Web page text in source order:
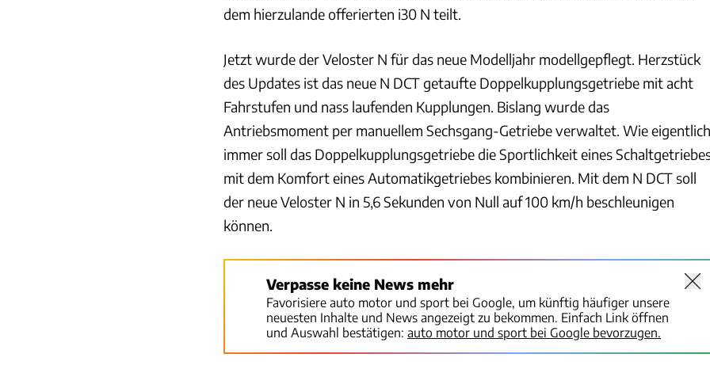
dem hierzulande offerierten i30 N teilt.
Jetzt wurde der Veloster N für das neue Modelljahr modellgepflegt. Herzstück
des Updates ist das neue N DCT getaufte Doppelkupplungsgetriebe mit acht
Fahrstufen und nass laufenden Kupplungen. Bislang wurde das
Antriebsmoment per manuellem Sechsgang-Getriebe verwaltet. Wie eigentlich
immer soll das Doppelkupplungsgetriebe die Sportlichkeit eines
mit dem Komfort eines Automatikgetriebes kombinieren. Mit dem N DCT soll
der neue Veloster N in 5,6 Sekunden von Null auf 100 km/h beschleunigen
können.
Verpasse keine News mehr
Favorisiere auto motor und sport bei Google, um künftig häufiger unsere
neuesten Inhalte und News angezeigt zu bekommen. Einfach Link öffnen
und Auswahl bestätigen: auto motor und sport bei Google bevorzugen.